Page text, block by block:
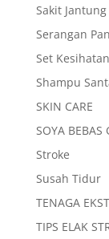
Sakit Jantung
Serangan
Set
Shampu
SKIN CARE
SOYA BEBAS
Stroke
Susah Tidur
TENAGA
TIPS ELAK